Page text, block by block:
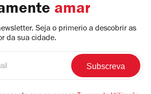
amar
Seja o primerio a descobrir as
da sua cidade.